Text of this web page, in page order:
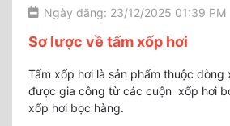
Ngày đăng: 23/12/2025 01:39 PM
Sơ lược về tấm xốp hơi
Tấm xốp hơi là sản phẩm thuộc dòng
được gia công từ các cuộn xốp hơi
xốp hơi bọc hàng.